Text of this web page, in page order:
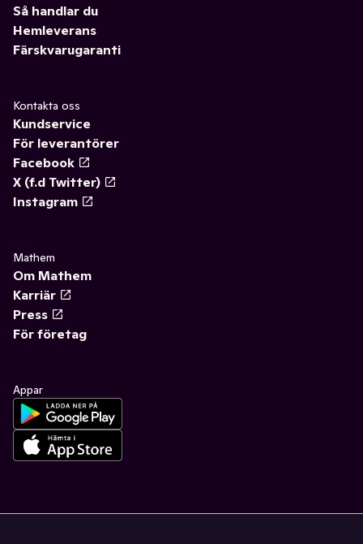
Så handlar du
Hemleverans
Färskvarugaranti
Kontakta oss
Kundservice
För leverantörer
Facebook
X (f.d Twitter)
Instagram
Mathem
Om Mathem
Karriär
Press
För företag
Appar